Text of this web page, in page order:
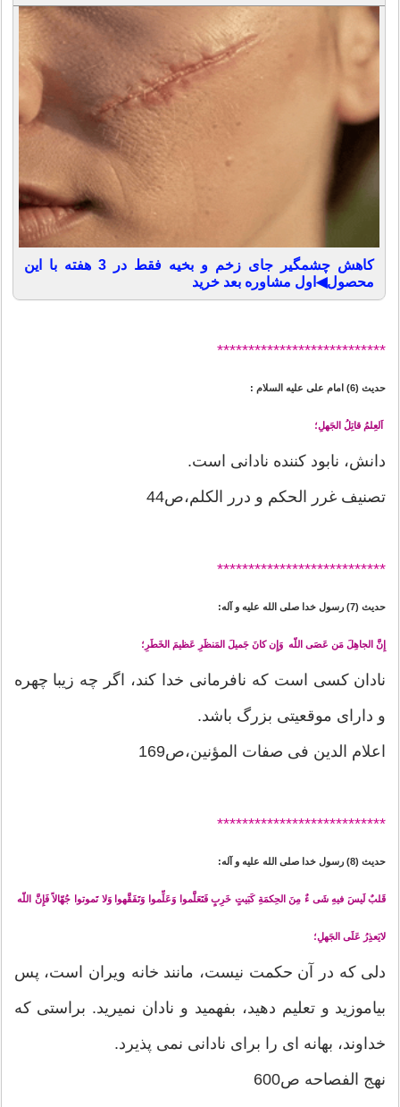
کاهش چشمگیر جای زخم و بخیه فقط در 3 هفته با این
محصول◀اول مشاوره بعد خرید
********************
*******
حدیث (6) امام على عليه السلام :
اَلعِلمُ قاتِلُ الجَهلِ؛
دانش، نابود كننده نادانى است.
تصنیف غرر الحکم و درر الکلم،ص44
********************
*******
حدیث (7) رسول خدا صلی الله علیه و آله:
إِنَّ الجاهِلَ مَن عَصَى اللّه وَإِن كانَ جَميلَ المَنظَرِ عَظيمَ الخَطَرِ؛
نادان كسى است كه نافرمانى خدا كند، اگر چه زيبا چهره
و داراى موقعيتى بزرگ باشد.
اعلام الدین فی صفات المؤنین،ص169
********************
*******
حدیث (8) رسول خدا صلی الله علیه و آله:
قَلبٌ لَيسَ فيهِ شَى ءٌ مِنَ الحِكمَةِ كَبَيتٍ خَرِبٍ فَتَعَلَّموا وَعَلِّموا وَتَفَقَّهوا وَلا تَموتوا جُهّالاً فَإِنَّ اللّه
لايَعذِرُ عَلَى الجَهلِ؛
دلى كه در آن حكمت نيست، مانند خانه ويران است، پس
بياموزيد و تعليم دهيد، بفهميد و نادان نميريد. براستى كه
خداوند، بهانه اى را براى نادانى نمى پذيرد.
نهج الفصاحه ص600